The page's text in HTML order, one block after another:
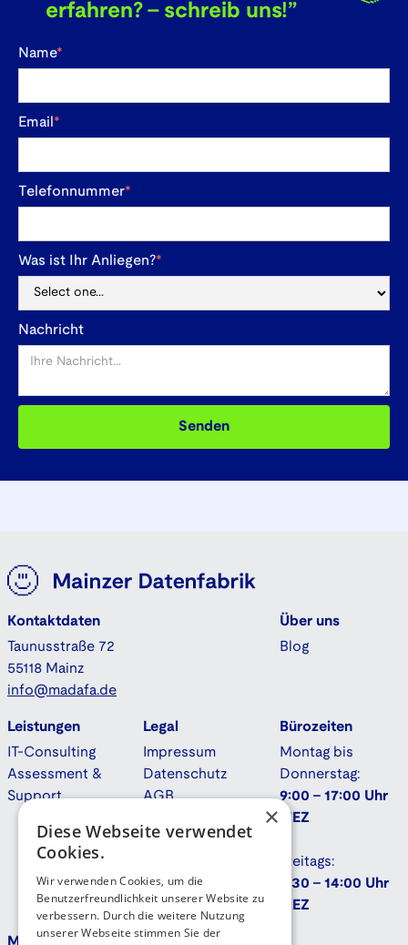
erfahren? - schreib uns!”
Name*
Email *
Telefonnummer*
Was ist Ihr Anliegen?*
Nachricht
Kontaktdaten
Taunusstraße 72
55118 Mainz
info@madafa.de
Über uns
Blog
Leistungen
IT-Consulting
Assessment &
Support
Legal
Impressum
Datenschutz
AGB
Bürozeiten
Montag bis
Donnerstag:
9:00 - 17:00 Uhr
MEZ
Freitags:
9:30 - 14:00 Uhr
MEZ
Mehr
×
Diese Webseite verwendet
Cookies.
Wir verwenden Cookies, um die
Benutzerfreundlichkeit unserer Website zu
verbessern. Durch die weitere Nutzung
unserer Webseite stimmen Sie der